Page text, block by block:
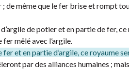
de même que le fer brise et rompt
de potier et en partie de fer,
mêlé avec l’argile.
et en partie d’argile, ce royaume
par des alliances humaines ;